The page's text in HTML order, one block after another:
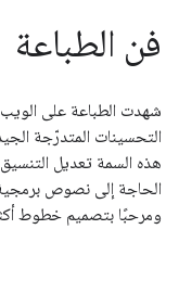
فن الطباعة
التحسينات المتدرّجة
هذه السمة تعديل
الحاجة إلى نصوص
ومرحبًا بتصميم خطوط